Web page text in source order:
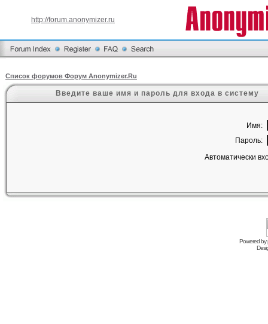
http://forum.anonymizer.ru
Список форумов Форум Anonymizer.Ru
Введите ваше имя и пароль для входа в систему
Имя:
Пароль:
Автоматически
Powered by